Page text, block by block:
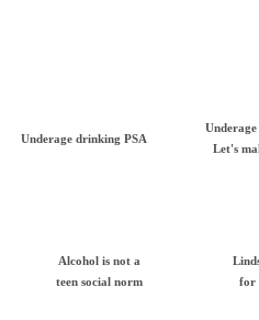
Underage drinking PSA
Let's
Alcohol is not a
teen social norm
for